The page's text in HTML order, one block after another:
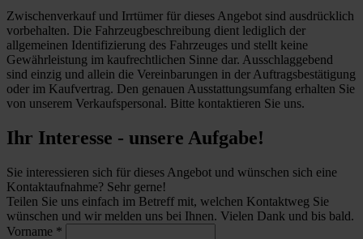
Zwischenverkauf und Irrtümer für dieses Angebot sind ausdrücklich
vorbehalten. Die Fahrzeugbeschreibung dient lediglich der
allgemeinen Identifizierung des Fahrzeuges und stellt keine
Gewährleistung im kaufrechtlichen Sinne dar. Ausschlaggebend
sind einzig und allein die Vereinbarungen in der Auftragsbestätigung
oder im Kaufvertrag. Den genauen Ausstattungsumfang erhalten Sie
von unserem Verkaufspersonal. Bitte kontaktieren Sie uns.
Ihr Interesse - unsere Aufgabe!
Sie interessieren sich für dieses Angebot und wünschen sich eine
Kontaktaufnahme? Sehr gerne!
Teilen Sie uns einfach im Betreff mit, welchen Kontaktweg Sie
wünschen und wir melden uns bei Ihnen. Vielen Dank und bis bald.
Vorname *